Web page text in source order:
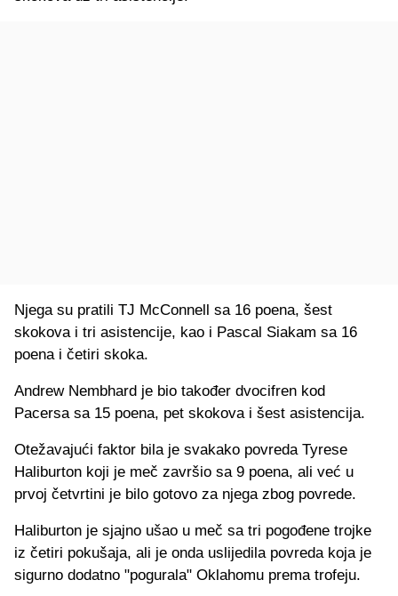
Njega su pratili TJ McConnell sa 16 poena, šest
skokova i tri asistencije, kao i Pascal Siakam sa 16
poena i četiri skoka.
Andrew Nembhard je bio također dvocifren kod
Pacersa sa 15 poena, pet skokova i šest asistencija.
Otežavajući faktor bila je svakako povreda Tyrese
Haliburton koji je meč završio sa 9 poena, ali već u
prvoj četvrtini je bilo gotovo za njega zbog povrede.
Haliburton je sjajno ušao u meč sa tri pogođene trojke
iz četiri pokušaja, ali je onda uslijedila povreda koja je
sigurno dodatno "pogurala" Oklahomu prema trofeju.